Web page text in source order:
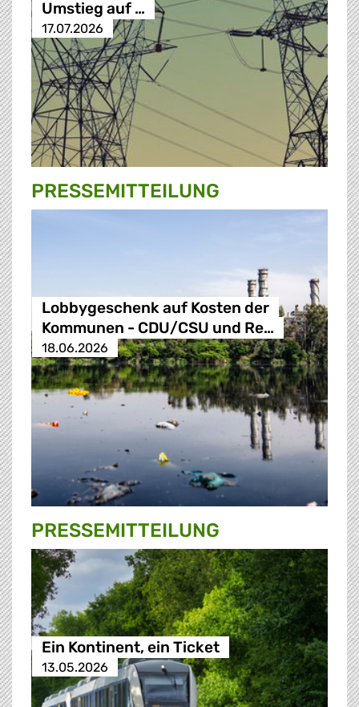
Umstieg auf …
17.07.2026
PRESSE­MITTEILUNG
Lobbygeschenk auf Kosten der
Kommunen - CDU/CSU und Re…
18.06.2026
PRESSE­MITTEILUNG
Ein Kontinent, ein Ticket
13.05.2026